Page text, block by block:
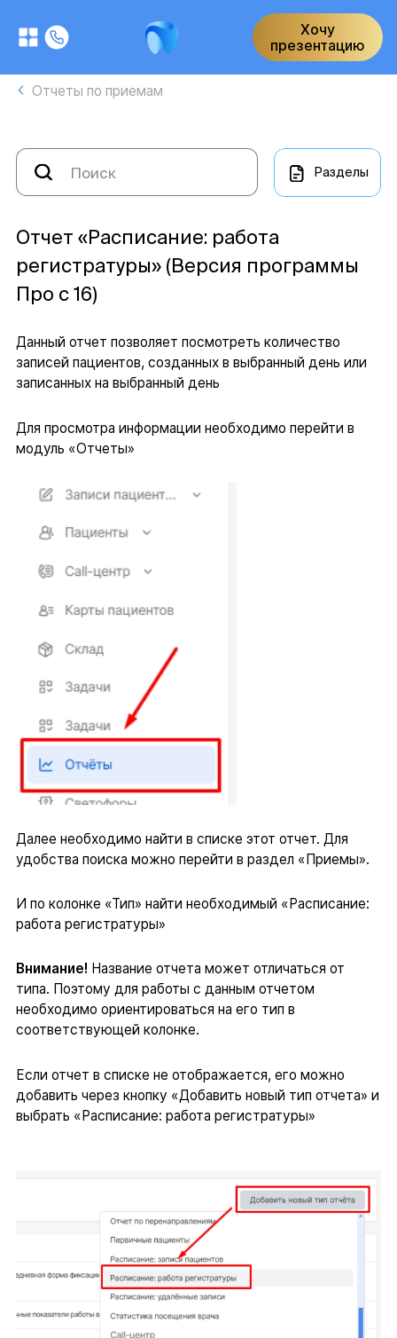
Хочу
презентацию
Отчеты по приемам
Разделы
Отчет «Расписание: работа
регистратуры» (Версия программы
Про с 16)
Данный отчет позволяет посмотреть количество
записей пациентов, созданных в выбранный день или
записанных на выбранный день
Для просмотра информации необходимо перейти в
модуль «Отчеты»
Далее необходимо найти в списке этот отчет. Для
удобства поиска можно перейти в раздел «Приемы».
И по колонке «Тип» найти необходимый «Расписание:
работа регистратуры»
Внимание! Название отчета может отличаться от
типа. Поэтому для работы с данным отчетом
необходимо ориентироваться на его тип в
соответствующей колонке.
Если отчет в списке не отображается, его можно
добавить через кнопку «Добавить новый тип отчета» и
выбрать «Расписание: работа регистратуры»